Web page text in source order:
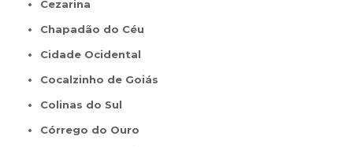
Cezarina
Chapadão do Céu
Cidade Ocidental
Cocalzinho de Goiás
Colinas do Sul
Córrego do Ouro